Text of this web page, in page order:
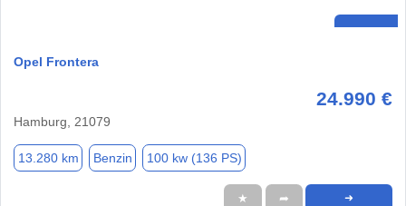
Opel Frontera
24.990 €
Hamburg, 21079
13.280 km Benzin 100 kw (136 PS)
★ ➦ ➜